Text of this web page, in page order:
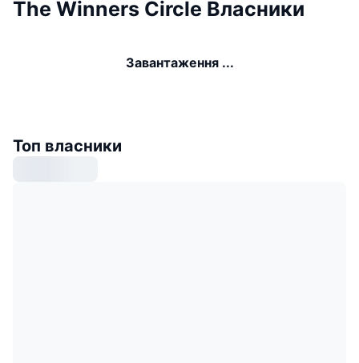
The Winners Circle Власники
Завантаження ...
Топ власники